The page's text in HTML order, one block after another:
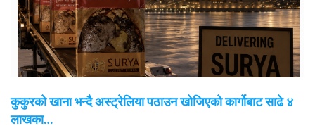
कुकुरको खाना भन्दै अस्ट्रेलिया पठाउन खोजिएको कार्गोबाट साढे ४
लाखका…